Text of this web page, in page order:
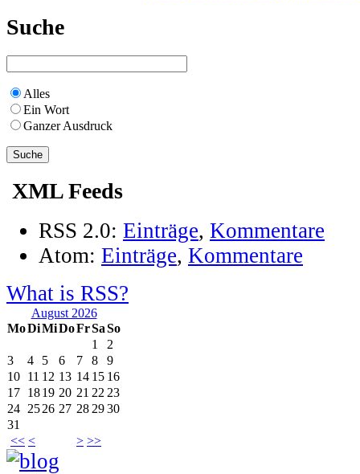
Suche
Alles
Ein Wort
Ganzer Ausdruck
XML Feeds
RSS 2.0: Einträge, Kommentare
Atom: Einträge, Kommentare
What is RSS?
August 2026
MoDiMiDoFrSaSo
<< < > >>
1
2
3
4 5 6 7 8
9
10 11 12 13 14 15 16
17 1819 20 21 22 23
24 2526 27 28 2930
31